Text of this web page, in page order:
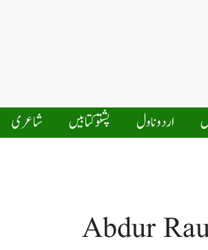
اردو ناول پشتو کتابیں شاعری
Abdur